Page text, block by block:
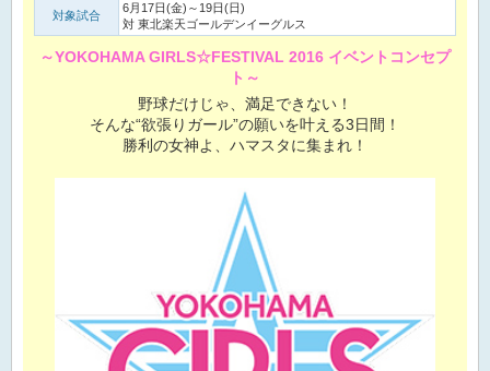
対象試合
6月17日(金)～19日(日)
対 東北楽天ゴールデンイーグルス
～YOKOHAMA GIRLS☆FESTIVAL 2016 イベントコンセプ
ト～
野球だけじゃ、満足できない！
そんな“欲張りガール”の願いを叶える3日間！
勝利の女神よ、ハマスタに集まれ！